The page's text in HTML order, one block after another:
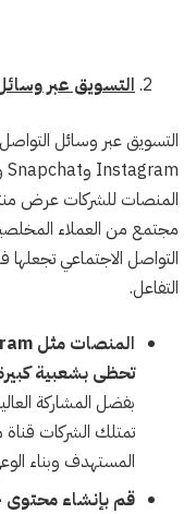
التسويق عبر
التسويق عبر وسائل
المنصات للشركات عرض
مجتمع من العملاء
التواصل الاجتماعي
التفاعل.
تحظى بشعبية
بفضل المشاركة
تمتلك الشركات
المستهدف وبناء
قم بإنشاء محتوى